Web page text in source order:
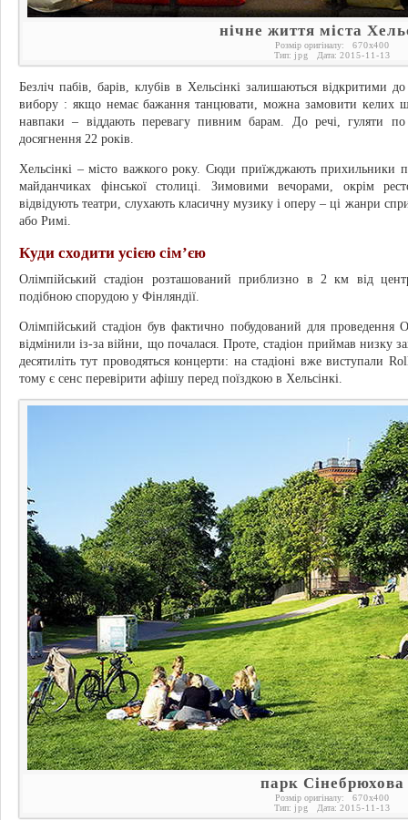
нічне життя міста
Розмір оригіналу: 670x400
Тип: jpg Дата: 2015-11-13
Безліч пабів, барів, клубів в Хельсінкі залишаються відкритими
вибору : якщо немає бажання танцювати, можна замовити келих
навпаки – віддають перевагу пивним барам. До речі, гуляти по
досягнення 22 років.
Хельсінкі – місто важкого року. Сюди приїжджають прихильники
майданчиках фінської столиці. Зимовими вечорами, окрім
відвідують театри, слухають класичну музику і оперу – ці жанри
або Римі.
Куди сходити усією сім’єю
Олімпійський стадіон розташований приблизно в 2 км від
подібною спорудою у Фінляндії.
Олімпійський стадіон був фактично побудований для проведення
відмінили із-за війни, що почалася. Проте, стадіон приймав низку
десятиліть тут проводяться концерти: на стадіоні вже
тому є сенс перевірити афішу перед поїздкою в Хельсінкі.
парк Сінебрюхова
Розмір оригіналу: 670x400
Тип: jpg Дата: 2015-11-13